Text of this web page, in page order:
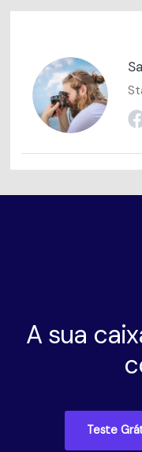
A sua
Teste